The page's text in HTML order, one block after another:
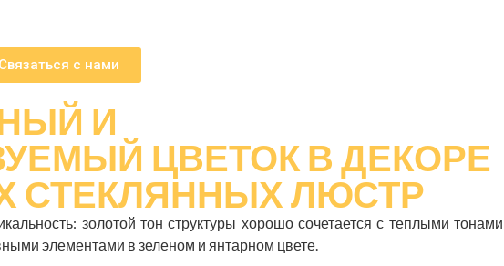
Связаться с нами
И
ЦВЕТОК В ДЕКОРЕ
СТЕКЛЯННЫХ ЛЮСТР
золотой тон структуры хорошо сочетается с теплыми тонами
элементами в зеленом и янтарном цвете.